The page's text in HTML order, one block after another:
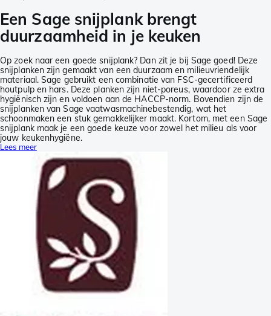
Een Sage snijplank brengt
duurzaamheid in je keuken
Op zoek naar een goede snijplank? Dan zit je bij Sage goed! Deze
snijplanken zijn gemaakt van een duurzaam en milieuvriendelijk
materiaal. Sage gebruikt een combinatie van FSC-gecertificeerd
houtpulp en hars. Deze planken zijn niet-poreus, waardoor ze extra
hygiënisch zijn en voldoen aan de HACCP-norm. Bovendien zijn de
snijplanken van Sage vaatwasmachinebestendig, wat het
schoonmaken een stuk gemakkelijker maakt. Kortom, met een Sage
snijplank maak je een goede keuze voor zowel het milieu als voor
jouw keukenhygiëne.
Lees meer